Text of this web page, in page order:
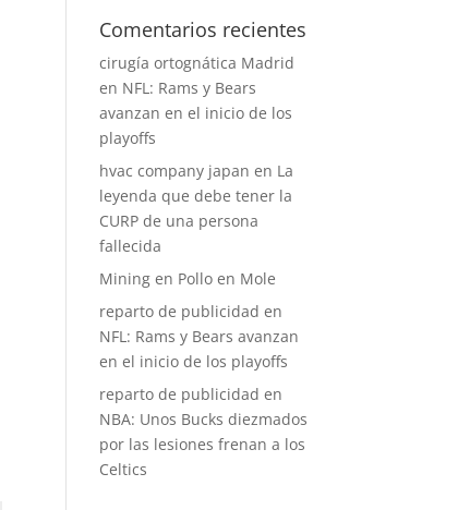
Comentarios recientes
cirugía ortognática Madrid
en NFL: Rams y Bears
avanzan en el inicio de los
playoffs
hvac company japan en La
leyenda que debe tener la
CURP de una persona
fallecida
Mining en Pollo en Mole
reparto de publicidad en
NFL: Rams y Bears avanzan
en el inicio de los playoffs
reparto de publicidad en
NBA: Unos Bucks diezmados
por las lesiones frenan a los
Celtics